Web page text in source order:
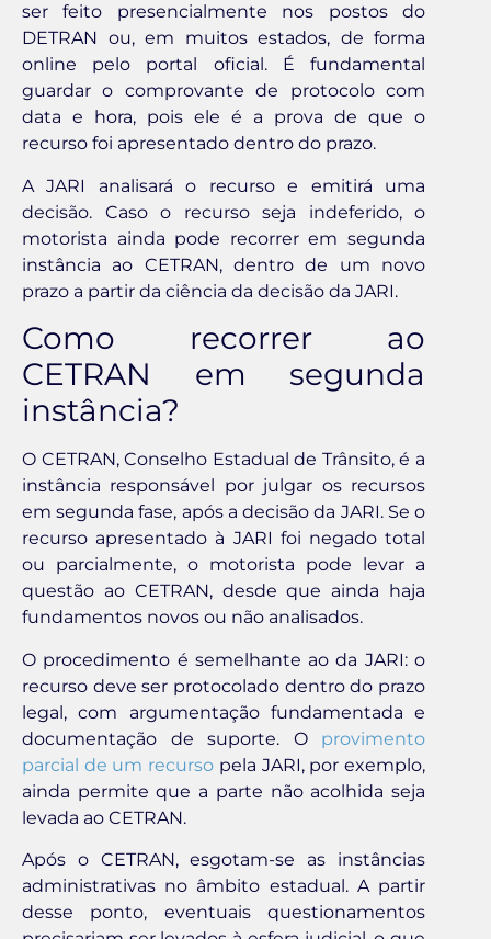
ser feito presencialmente nos postos do
DETRAN ou, em muitos estados, de forma
online pelo portal oficial. É fundamental
guardar o comprovante de protocolo com
data e hora, pois ele é a prova de que o
recurso foi apresentado dentro do prazo.
A JARI analisará o recurso e emitirá uma
decisão. Caso o recurso seja indeferido, o
motorista ainda pode recorrer em segunda
instância ao CETRAN, dentro de um novo
prazo a partir da ciência da decisão da JARI.
Como recorrer ao
CETRAN em segunda
instância?
O CETRAN, Conselho Estadual de Trânsito, é a
instância responsável por julgar os recursos
em segunda fase, após a decisão da JARI. Se o
recurso apresentado à JARI foi negado total
ou parcialmente, o motorista pode levar a
questão ao CETRAN, desde que ainda haja
fundamentos novos ou não analisados.
O procedimento é semelhante ao da JARI: o
recurso deve ser protocolado dentro do prazo
legal, com argumentação fundamentada e
documentação de suporte. O provimento
parcial de um recurso pela JARI, por exemplo,
ainda permite que a parte não acolhida seja
levada ao CETRAN.
Após o CETRAN, esgotam-se as instâncias
administrativas no âmbito estadual. A partir
desse ponto, eventuais questionamentos